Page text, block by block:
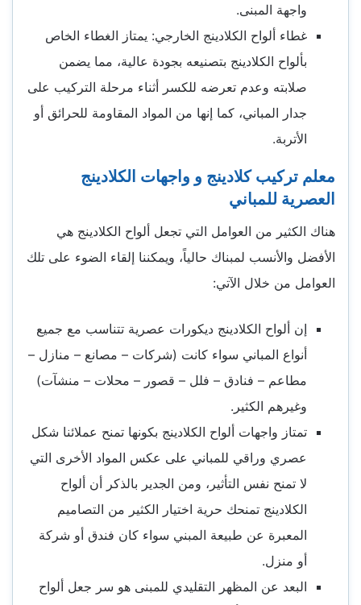
واجهة المبنى.
غطاء ألواح الكلادينج الخارجي: يمتاز الغطاء الخاص
بألواح الكلادينج بتصنيعه بجودة عالية، مما يضمن
صلابته وعدم تعرضه للكسر أثناء مرحلة التركيب على
جدار المباني، كما إنها من المواد المقاومة للحرائق أو
الأتربة.
معلم تركيب كلادينج و واجهات الكلادينج
العصرية للمباني
هناك الكثير من العوامل التي تجعل ألواح الكلادينج هي
الأفضل والأنسب لمبناك حالياً، ويمكننا إلقاء الضوء على تلك
العوامل من خلال الآتي:
إن ألواح الكلادينج ديكورات عصرية تتناسب مع جميع
أنواع المباني سواء كانت (شركات – مصانع – منازل –
مطاعم – فنادق – فلل – قصور – محلات – منشآت)
وغيرهم الكثير.
تمتاز واجهات ألواح الكلادينج بكونها تمنح عملائنا شكل
عصري وراقي للمباني على عكس المواد الأخرى التي
لا تمنح نفس التأثير، ومن الجدير بالذكر أن ألواح
الكلادينج تمنحك حرية اختيار الكثير من التصاميم
المعبرة عن طبيعة المبني سواء كان فندق أو شركة
أو منزل.
البعد عن المظهر التقليدي للمبنى هو سر جعل ألواح